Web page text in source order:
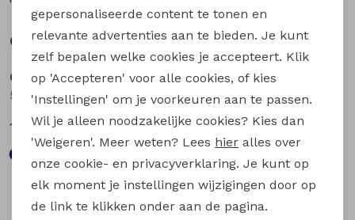
Gerelateerde producten
City Life
502968A Z10639 dames piraat Army
15,00 29,99
City Life
15,00 29,99
gepersonaliseerde content te tonen en
relevante advertenties aan te bieden. Je kunt
zelf bepalen welke cookies je accepteert. Klik
op 'Accepteren' voor alle cookies, of kies
'Instellingen' om je voorkeuren aan te passen.
Wil je alleen noodzakelijke cookies? Kies dan
'Weigeren'. Meer weten? Lees hier alles over
onze cookie- en privacyverklaring. Je kunt op
elk moment je instellingen wijzigingen door op
de link te klikken onder aan de pagina.